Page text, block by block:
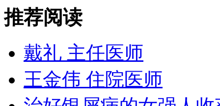
推荐阅读
戴礼 主任医师
王金伟 住院医师